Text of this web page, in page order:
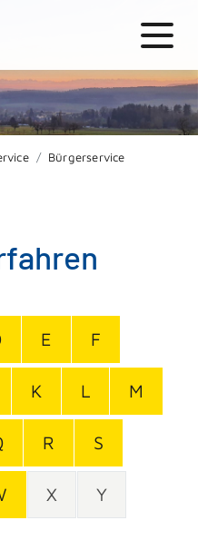
Bürgerservice
E F
K L M
R S
X Y